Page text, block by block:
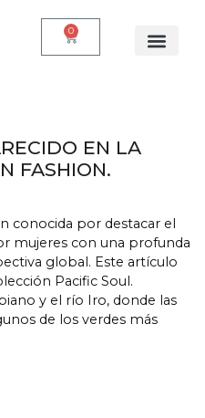
0
EN LA
FASHION.
conocida por destacar el
mujeres con una profunda
global. Este artículo
Pacific Soul.
y el río Iro, donde las
de los verdes más